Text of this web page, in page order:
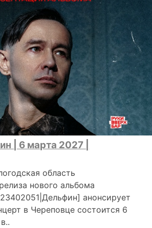
| 6 марта 2027 |
область
нового альбома
анонсирует
в Череповце состоится 6